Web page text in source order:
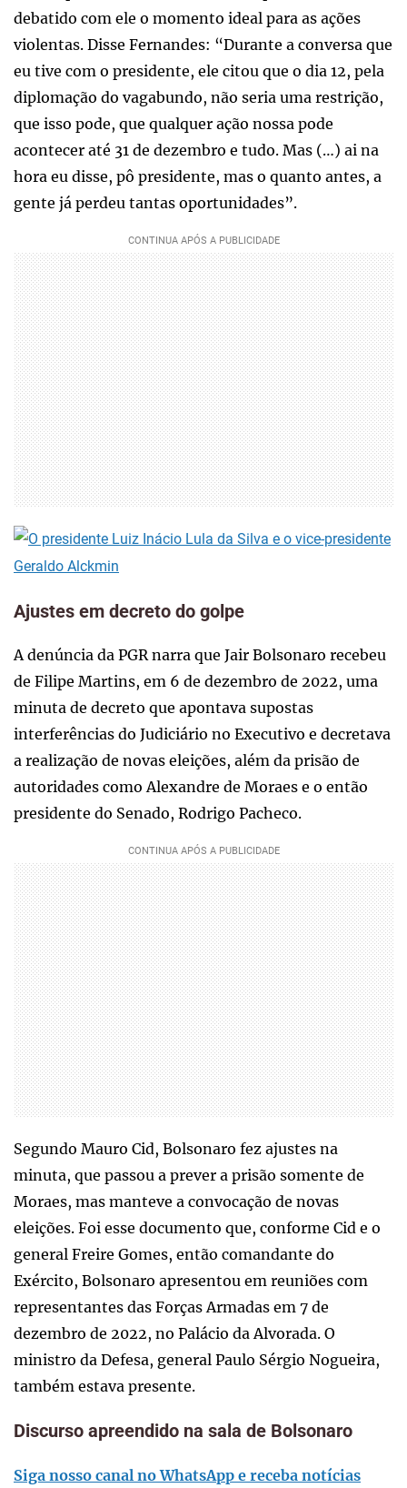
debatido com ele o momento ideal para as ações
violentas. Disse Fernandes: “Durante a conversa que
eu tive com o presidente, ele citou que o dia 12, pela
diplomação do vagabundo, não seria uma restrição,
que isso pode, que qualquer ação nossa pode
acontecer até 31 de dezembro e tudo. Mas (…) ai na
hora eu disse, pô presidente, mas o quanto antes, a
gente já perdeu tantas oportunidades”.
Ajustes em decreto do golpe
A denúncia da PGR narra que Jair Bolsonaro recebeu
de Filipe Martins, em 6 de dezembro de 2022, uma
minuta de decreto que apontava supostas
interferências do Judiciário no Executivo e decretava
a realização de novas eleições, além da prisão de
autoridades como Alexandre de Moraes e o então
presidente do Senado, Rodrigo Pacheco.
Segundo Mauro Cid, Bolsonaro fez ajustes na
minuta, que passou a prever a prisão somente de
Moraes, mas manteve a convocação de novas
eleições. Foi esse documento que, conforme Cid e o
general Freire Gomes, então comandante do
Exército, Bolsonaro apresentou em reuniões com
representantes das Forças Armadas em 7 de
dezembro de 2022, no Palácio da Alvorada. O
ministro da Defesa, general Paulo Sérgio Nogueira,
também estava presente.
Discurso apreendido na sala de Bolsonaro
Siga nosso canal no WhatsApp e receba notícias